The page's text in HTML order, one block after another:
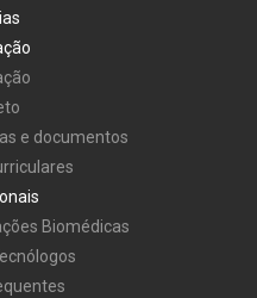
e documentos
Biomédicas